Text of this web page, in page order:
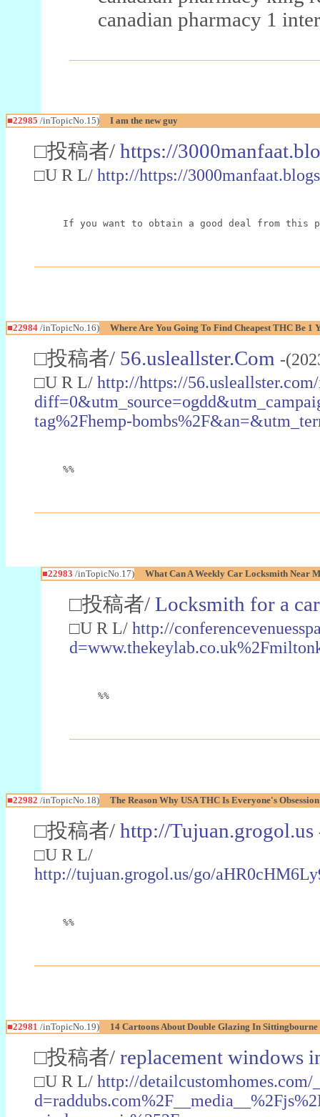
canadian pharmacy 1
■22985 /inTopicNo.15) I am the new guy
□投稿者/ https://
□U R L/ http://https://
If you want to obtain a good deal from this
■22984 /inTopicNo.16) Where Are You Going To Find Cheapest THC Be 1
□投稿者/ 56.usleallster.Com -
□U R L/ http://https://
tag%2Fhemp-
%%
■22983 /inTopicNo.17) What Can A Weekly Car Locksmith Near
□投稿者/ Locksmith for a car
□U R L/ http://
%%
■22982 /inTopicNo.18) The Reason Why USA THC Is Everyone's
□投稿者/ http://Tujuan.grogol.us
□U R L/
http://tujuan.grogol.us/go/
%%
■22981 /inTopicNo.19) 14 Cartoons About Double Glazing In
□投稿者/ replacement windows
□U R L/ http://detailcustomhomes.com/